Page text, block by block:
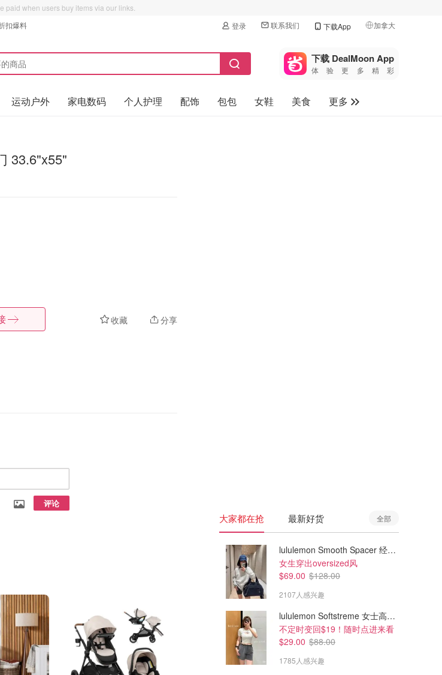
paid when users buy items via our links.
扣爆料 登录 联系我们 下载App 加拿大
🇺🇸
美国
🇨🇳中国
🇨🇦加拿大
下载 DealMoon App
体验更多精彩
运动户外 家电数码 个人护理 配饰 包包 女鞋 美食
更多
33.6"x55"
收藏 分享
评论
大家都在抢 最新好货 全部
lululemon Smooth Spacer 经典卫衣
女生穿出oversized风
$69.00 $128.00
2107人感兴趣
lululemon Softstreme 女士高腰短裤 10cm
不定时变回$19！随时点进来看
$29.00 $88.00
1785人感兴趣